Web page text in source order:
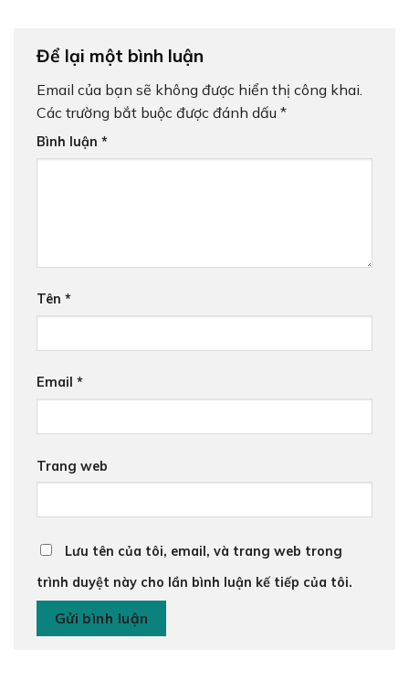
Để lại một bình luận
Email của bạn sẽ không được hiển thị công khai.
Các trường bắt buộc được đánh dấu *
Bình luận *
Tên *
Email *
Trang web
Lưu tên của tôi, email, và trang web trong
trình duyệt này cho lần bình luận kế tiếp của tôi.